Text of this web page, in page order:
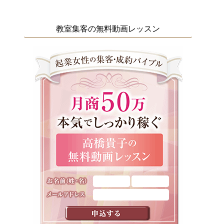
教室集客の無料動画レッスン